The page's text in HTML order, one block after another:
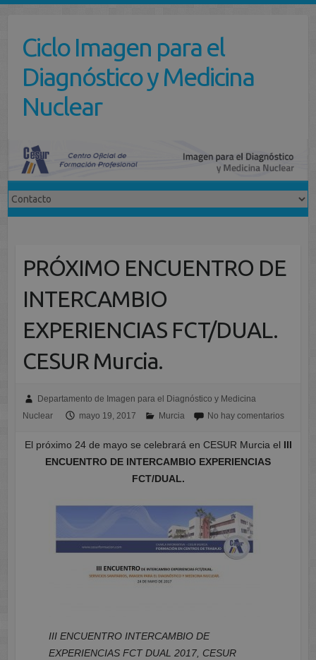
contenidoCiclo Imagen para el
Diagnóstico y Medicina
Nuclear
PRÓXIMO ENCUENTRO DE
INTERCAMBIO
EXPERIENCIAS FCT/DUAL.
CESUR Murcia.
Departamento de Imagen para el Diagnóstico y Medicina
Nuclear
mayo 19, 2017 Murcia No hay comentarios
El próximo 24 de mayo se celebrará en CESUR Murcia el III
ENCUENTRO DE INTERCAMBIO EXPERIENCIAS
FCT/DUAL.
III ENCUENTRO INTERCAMBIO DE
EXPERIENCIAS FCT DUAL 2017, CESUR